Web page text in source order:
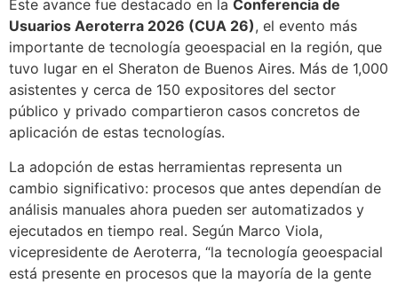
Este avance fue destacado en la Conferencia de
Usuarios Aeroterra 2026 (CUA 26), el evento más
importante de tecnología geoespacial en la región, que
tuvo lugar en el Sheraton de Buenos Aires. Más de 1,000
asistentes y cerca de 150 expositores del sector
público y privado compartieron casos concretos de
aplicación de estas tecnologías.
La adopción de estas herramientas representa un
cambio significativo: procesos que antes dependían de
análisis manuales ahora pueden ser automatizados y
ejecutados en tiempo real. Según Marco Viola,
vicepresidente de Aeroterra, “la tecnología geoespacial
está presente en procesos que la mayoría de la gente